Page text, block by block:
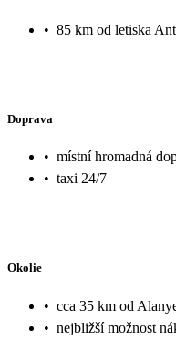
• 85 km od letiska
Doprava
• místní hromadná
• taxi 24/7
Okolie
• cca 35 km od
• nejbližší možnost